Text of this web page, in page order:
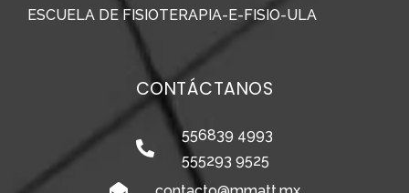
ESCUELA DE FISIOTERAPIA-E-FISIO-ULA
CONTÁCTANOS
556839 4993
555293 9525